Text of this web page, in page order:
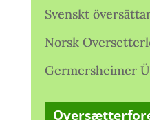
Svenskt
Norsk
Germersheimer